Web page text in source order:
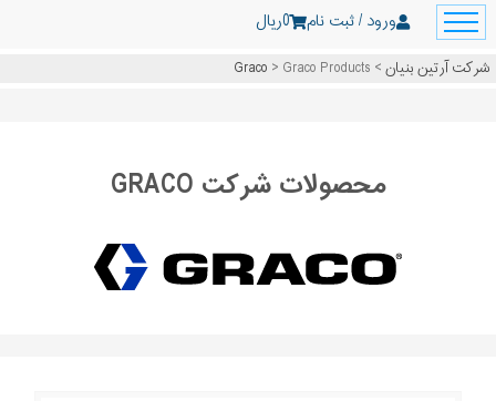
ورود / ثبت نام 0ریال
شرکت آرتین بنیان>
Graco > Graco Products
محصولات شرکت GRACO